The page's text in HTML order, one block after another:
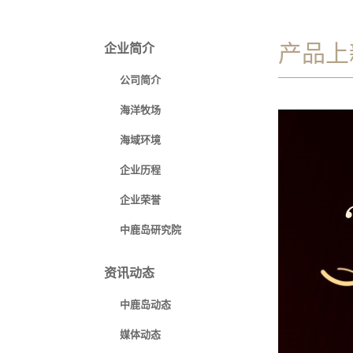
企业简介
公司简介
海洋牧场
海域环境
企业历程
企业荣誉
中鹿岛研究院
资讯动态
中鹿岛动态
媒体动态
产品